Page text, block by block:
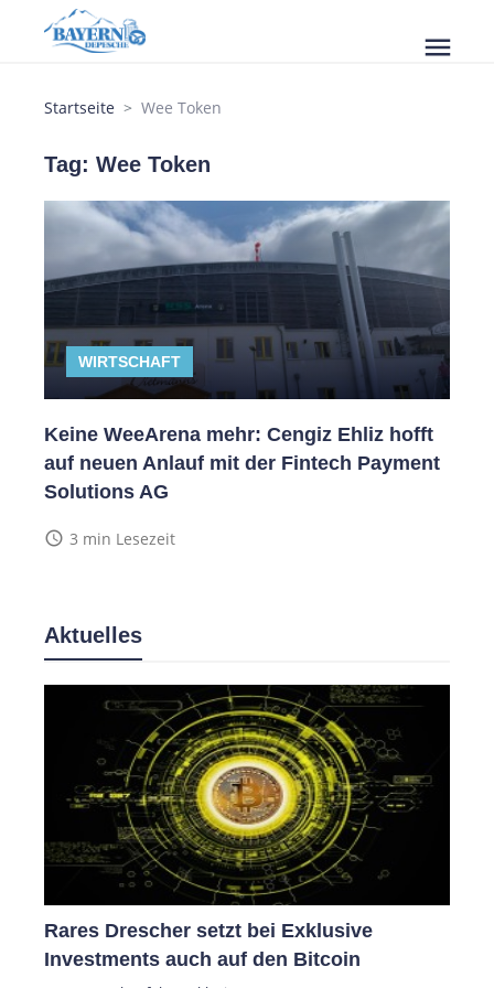
menu
Startseite Wee Token
Tag: Wee Token
WIRTSCHAFT
Keine WeeArena mehr: Cengiz Ehliz hofft
auf neuen Anlauf mit der Fintech Payment
Solutions AG
access_time 3 min Lesezeit
Aktuelles
Rares Drescher setzt bei Exklusive
Investments auch auf den Bitcoin